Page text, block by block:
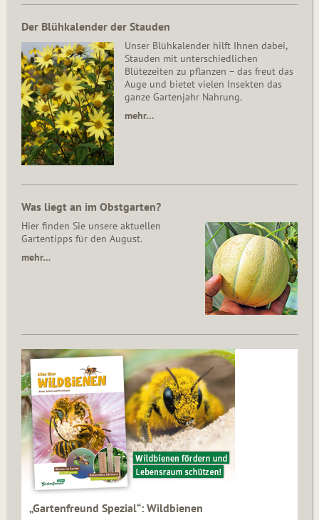
Der Blühkalender der Stauden
Unser Blühkalender hilft Ihnen dabei,
Stauden mit unterschiedlichen
Blütezeiten zu pflanzen – das freut das
Auge und bietet vielen Insekten das
ganze Gartenjahr Nahrung.
mehr…
Was liegt an im Obstgarten?
Hier finden Sie unsere aktuellen
Gartentipps für den August.
mehr…
„Gartenfreund Spezial“: Wildbienen